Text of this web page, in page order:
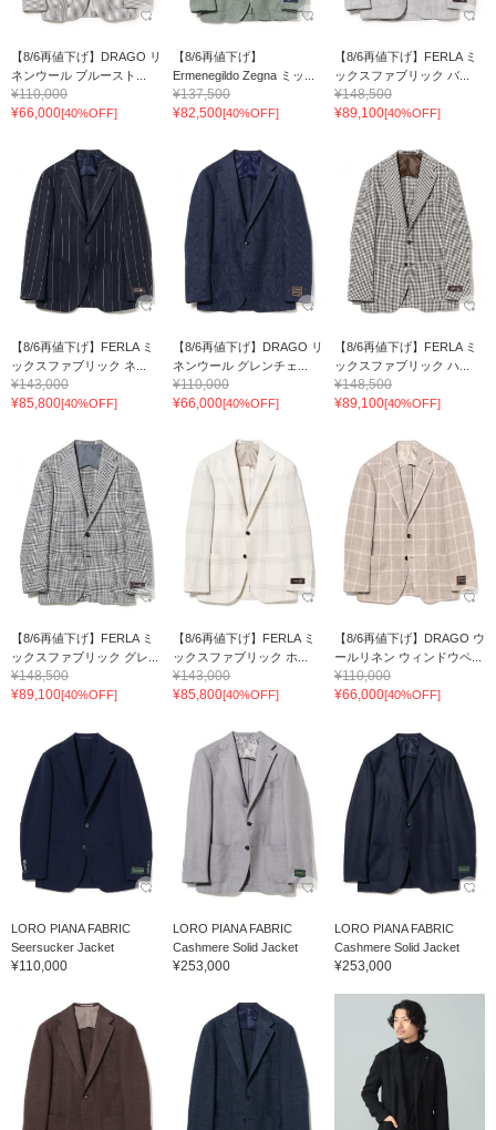
【8/6再値下げ】DRAGO リ
ネンウール ブルースト...
¥110,000
¥66,000[40%OFF]
【8/6再値下げ】
Ermenegildo Zegna ミッ...
¥137,500
¥82,500[40%OFF]
【8/6再値下げ】FERLA ミ
ックスファブリック バ...
¥148,500
¥89,100[40%OFF]
【8/6再値下げ】FERLA ミ
ックスファブリック ネ...
¥143,000
¥85,800[40%OFF]
【8/6再値下げ】DRAGO リ
ネンウール グレンチェ...
¥110,000
¥66,000[40%OFF]
【8/6再値下げ】FERLA ミ
ックスファブリック ハ...
¥148,500
¥89,100[40%OFF]
【8/6再値下げ】FERLA ミ
ックスファブリック グレ...
¥148,500
¥89,100[40%OFF]
【8/6再値下げ】FERLA ミ
ックスファブリック ホ...
¥143,000
¥85,800[40%OFF]
【8/6再値下げ】DRAGO ウ
ールリネン ウィンドウペ...
¥110,000
¥66,000[40%OFF]
LORO PIANA FABRIC
Seersucker Jacket
¥110,000
LORO PIANA FABRIC
Cashmere Solid Jacket
¥253,000
LORO PIANA FABRIC
Cashmere Solid Jacket
¥253,000